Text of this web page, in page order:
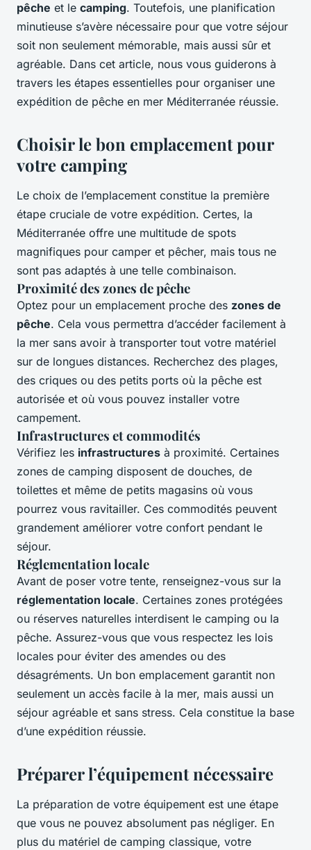
pêche et le camping. Toutefois, une planification
minutieuse s’avère nécessaire pour que votre séjour
soit non seulement mémorable, mais aussi sûr et
agréable. Dans cet article, nous vous guiderons à
travers les étapes essentielles pour organiser une
expédition de pêche en mer Méditerranée réussie.
Choisir le bon emplacement pour
votre camping
Le choix de l’emplacement constitue la première
étape cruciale de votre expédition. Certes, la
Méditerranée offre une multitude de spots
magnifiques pour camper et pêcher, mais tous ne
sont pas adaptés à une telle combinaison.
Proximité des zones de pêche
Optez pour un emplacement proche des zones de
pêche. Cela vous permettra d’accéder facilement à
la mer sans avoir à transporter tout votre matériel
sur de longues distances. Recherchez des plages,
des criques ou des petits ports où la pêche est
autorisée et où vous pouvez installer votre
campement.
Infrastructures et commodités
Vérifiez les infrastructures à proximité. Certaines
zones de camping disposent de douches, de
toilettes et même de petits magasins où vous
pourrez vous ravitailler. Ces commodités peuvent
grandement améliorer votre confort pendant le
séjour.
Réglementation locale
Avant de poser votre tente, renseignez-vous sur la
réglementation locale. Certaines zones protégées
ou réserves naturelles interdisent le camping ou la
pêche. Assurez-vous que vous respectez les lois
locales pour éviter des amendes ou des
désagréments. Un bon emplacement garantit non
seulement un accès facile à la mer, mais aussi un
séjour agréable et sans stress. Cela constitue la base
d’une expédition réussie.
Préparer l’équipement nécessaire
La préparation de votre équipement est une étape
que vous ne pouvez absolument pas négliger. En
plus du matériel de camping classique, votre